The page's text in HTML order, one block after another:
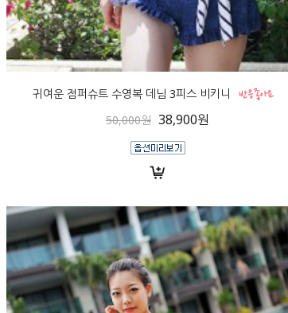
귀여운 점퍼슈트 수영복 데님 3피스 비키니
50,000원 38,900원